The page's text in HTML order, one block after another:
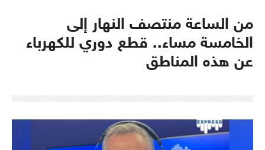
من الساعة منتصف النهار إلى
الخامسة مساء.. قطع دوري للكهرباء
عن هذه المناطق